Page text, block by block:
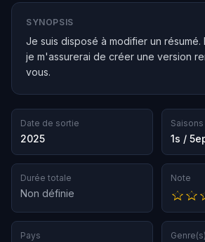
SYNOPSIS
Je suis disposé à modifier un
je m'assurerai de créer une version
vous.
Date de sortie
2025 1s /
Durée totale
Non définie
Note
Pays Genre(s)